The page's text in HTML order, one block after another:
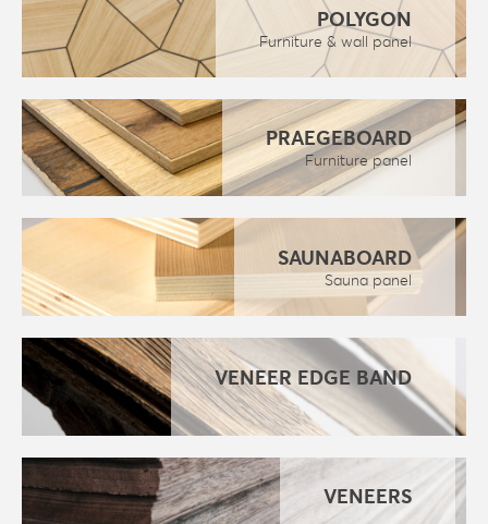
POLYGON
Furniture & wall panel
PRAEGEBOARD
Furniture panel
SAUNABOARD
Sauna panel
VENEER EDGE BAND
VENEERS